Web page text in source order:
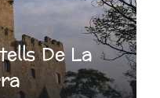
De La